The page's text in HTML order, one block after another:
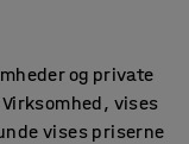
og private
vises
vises priserne